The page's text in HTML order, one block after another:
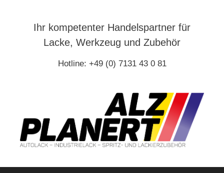
Ihr kompetenter Handelspartner für
Lacke, Werkzeug und Zubehör
Hotline: +49 (0) 7131 43 0 81